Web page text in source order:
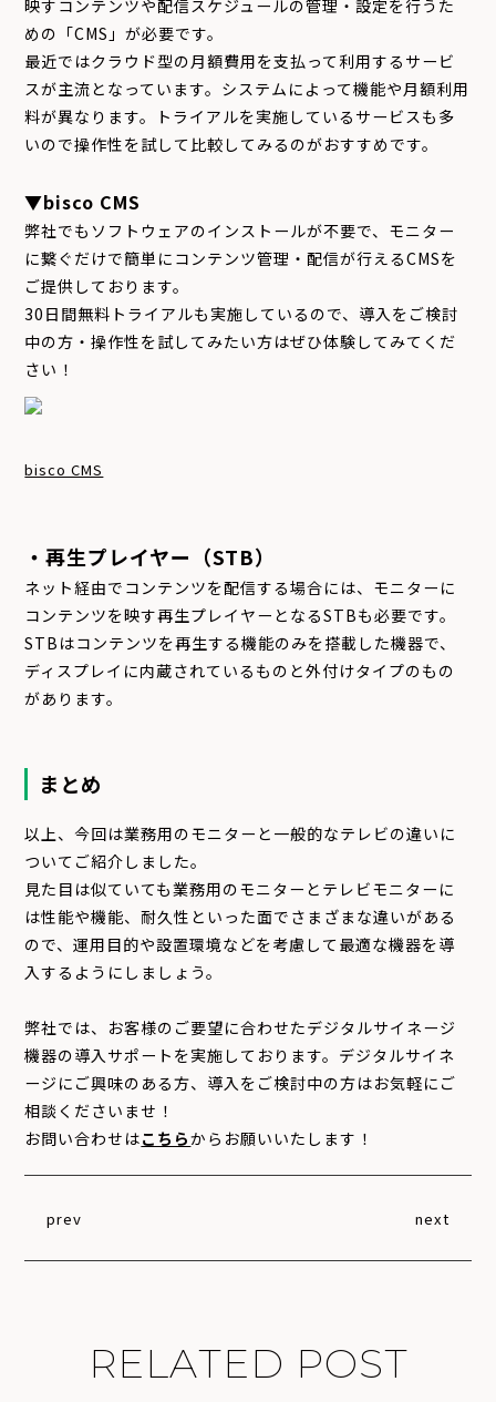
映すコンテンツや配信スケジュールの管理・設定を行うた
めの「CMS」が必要です。
最近ではクラウド型の月額費用を支払って利用するサービ
スが主流となっています。システムによって機能や月額利用
料が異なります。トライアルを実施しているサービスも多
いので操作性を試して比較してみるのがおすすめです。
▼bisco CMS
弊社でもソフトウェアのインストールが不要で、モニター
に繋ぐだけで簡単にコンテンツ管理・配信が行えるCMSを
ご提供しております。
30日間無料トライアルも実施しているので、導入をご検討
中の方・操作性を試してみたい方はぜひ体験してみてくだ
さい！
bisco CMS
・再生プレイヤー（STB）
ネット経由でコンテンツを配信する場合には、モニターに
コンテンツを映す再生プレイヤーとなるSTBも必要です。
STBはコンテンツを再生する機能のみを搭載した機器で、
ディスプレイに内蔵されているものと外付けタイプのもの
があります。
まとめ
以上、今回は業務用のモニターと一般的なテレビの違いに
ついてご紹介しました。
見た目は似ていても業務用のモニターとテレビモニターに
は性能や機能、耐久性といった面でさまざまな違いがある
ので、運用目的や設置環境などを考慮して最適な機器を導
入するようにしましょう。
弊社では、お客様のご要望に合わせたデジタルサイネージ
機器の導入サポートを実施しております。デジタルサイネ
ージにご興味のある方、導入をご検討中の方はお気軽にご
相談くださいませ！
お問い合わせはこちらからお願いいたします！
prev next
RELATED POST